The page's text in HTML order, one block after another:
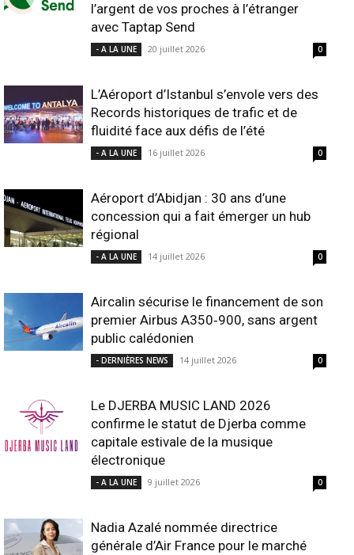
l’argent de vos proches à l’étranger
avec Taptap Send
- A LA UNE 20 juillet 2026 0
L’Aéroport d’Istanbul s’envole vers des
Records historiques de trafic et de
fluidité face aux défis de l’été
- A LA UNE 16 juillet 2026 0
Aéroport d’Abidjan : 30 ans d’une
concession qui a fait émerger un hub
régional
- A LA UNE 14 juillet 2026 0
Aircalin sécurise le financement de son
premier Airbus A350‑900, sans argent
public calédonien
- DERNIÈRES NEWS 14 juillet 2026 0
Le DJERBA MUSIC LAND 2026
confirme le statut de Djerba comme
capitale estivale de la musique
électronique
- A LA UNE 9 juillet 2026 0
Nadia Azalé nommée directrice
générale d’Air France pour le marché